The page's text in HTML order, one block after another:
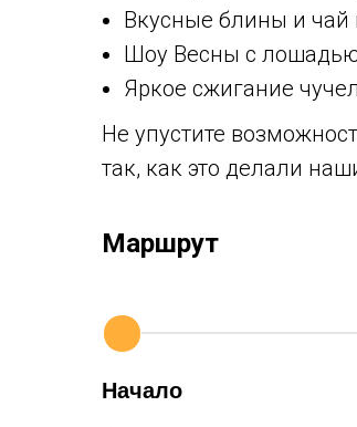
Вкусные блины и
Шоу Весны с
Яркое сжигание
Не упустите
так, как это делали
Маршрут
Начало